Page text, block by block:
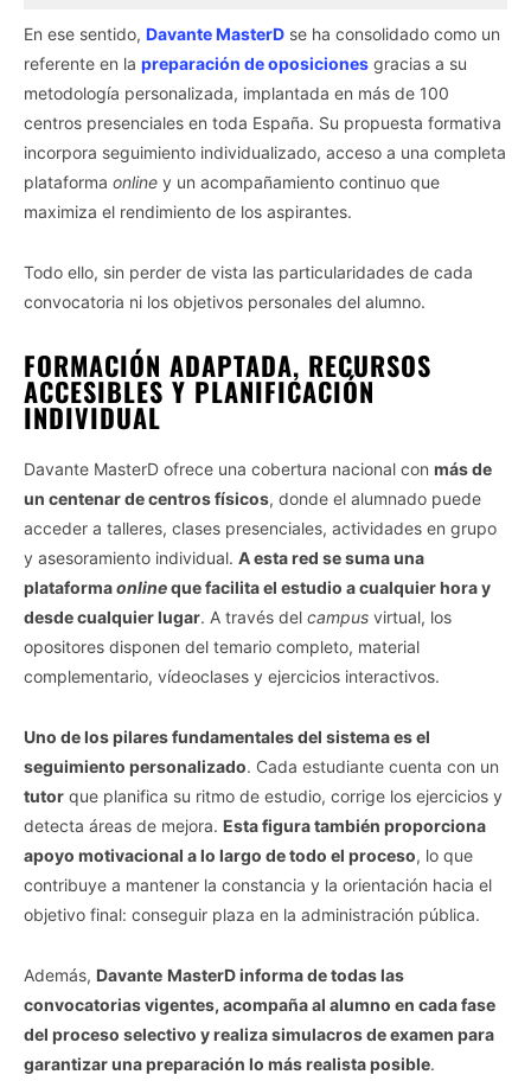
En ese sentido, Davante MasterD se ha consolidado como un
referente en la preparación de oposiciones gracias a su
metodología personalizada, implantada en más de 100
centros presenciales en toda España. Su propuesta formativa
incorpora seguimiento individualizado, acceso a una completa
plataforma online y un acompañamiento continuo que
maximiza el rendimiento de los aspirantes.
Todo ello, sin perder de vista las particularidades de cada
convocatoria ni los objetivos personales del alumno.
FORMACIÓN ADAPTADA, RECURSOS
ACCESIBLES Y PLANIFICACIÓN
INDIVIDUAL
Davante MasterD ofrece una cobertura nacional con más de
un centenar de centros físicos, donde el alumnado puede
acceder a talleres, clases presenciales, actividades en grupo
y asesoramiento individual. A esta red se suma una
plataformaonlineque facilita el estudio a cualquier hora y
desde cualquier lugar. A través del campus virtual, los
opositores disponen del temario completo, material
complementario, vídeoclases y ejercicios interactivos.
Uno de los pilares fundamentales del sistema es el
seguimiento personalizado. Cada estudiante cuenta con un
tutor que planifica su ritmo de estudio, corrige los ejercicios y
detecta áreas de mejora. Esta figura también proporciona
apoyo motivacional a lo largo de todo el proceso, lo que
contribuye a mantener la constancia y la orientación hacia el
objetivo final: conseguir plaza en la administración pública.
Además, Davante MasterD informa de todas las
convocatorias vigentes, acompaña al alumno en cada fase
del proceso selectivo y realiza simulacros de examen para
garantizar una preparación lo más realista posible.